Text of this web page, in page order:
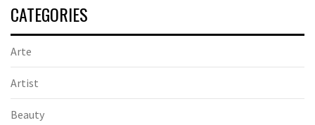
CATEGORIES
Arte
Artist
Beauty